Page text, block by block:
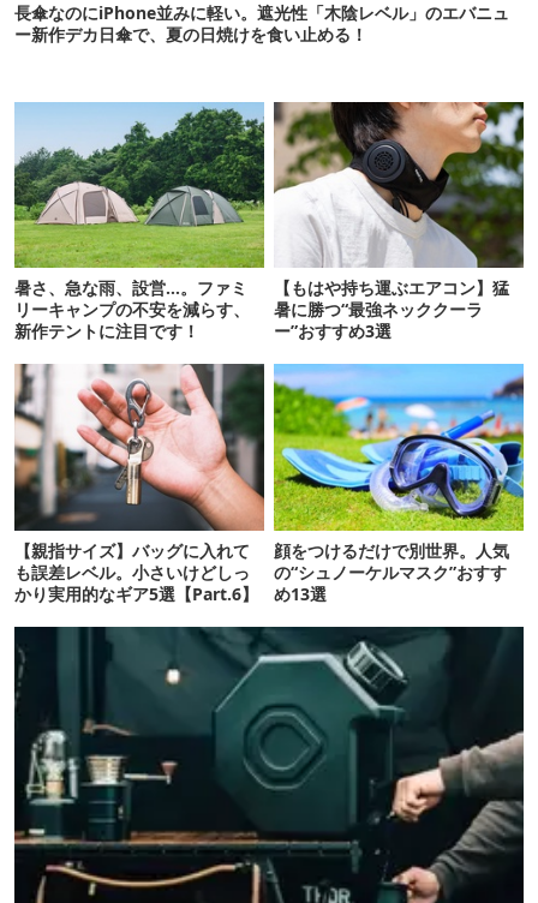
長傘なのにiPhone並みに軽い。遮光性「木陰レベル」のエバニュ
ー新作デカ日傘で、夏の日焼けを食い止める！
暑さ、急な雨、設営…。ファミ
リーキャンプの不安を減らす、
新作テントに注目です！
【もはや持ち運ぶエアコン】猛
暑に勝つ“最強ネッククーラ
ー”おすすめ3選
【親指サイズ】バッグに入れて
も誤差レベル。小さいけどしっ
かり実用的なギア5選【Part.6】
顔をつけるだけで別世界。人気
の“シュノーケルマスク”おすす
め13選